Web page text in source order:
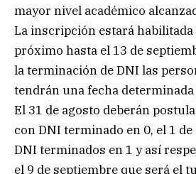
mayor nivel académico
La inscripción estará habilitada
próximo hasta el 13 de
la terminación de DNI las
tendrán una fecha
El 31 de agosto deberán
con DNI terminado en 0, el 1
DNI terminados en 1 y así
el 9 de septiembre que será el